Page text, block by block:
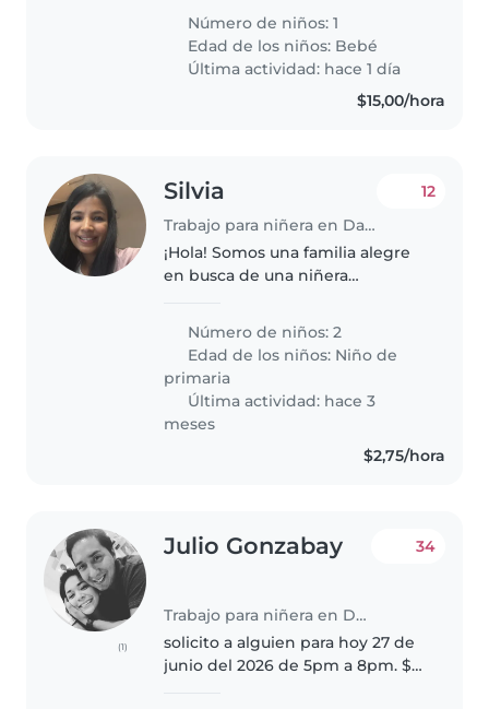
de 10 meses Necesitamos
alguien que se sienta cómoda
cocinando y realizando algunas
tareas domésticas...
Número de niños: 1
Edad de los niños: Bebé
Última actividad: hace 1 día
$15,00/hora
Silvia
Trabajo para niñera en Daule
12
¡Hola! Somos una familia alegre
en busca de una niñera
nuestros dos hijos, ambos en
edad escolar. Nuestros niños son
muy deportistas, llenos de
energía e..
Número de niños: 2
Edad de los niños: Niño de
primaria
Última actividad: hace 3
meses
$2,75/hora
(1)
Julio Gonzabay
Trabajo para niñera en Daule
34
solicito a alguien para hoy 27 de
junio del 2026 de 5pm a 8pm. $15